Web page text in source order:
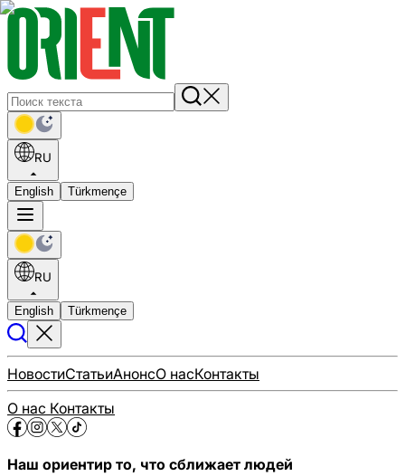
RU
English Türkmençe
RU
English Türkmençe
НовостиСтатьиАнонсО насКонтакты
О нас Контакты
Наш ориентир то, что сближает людей